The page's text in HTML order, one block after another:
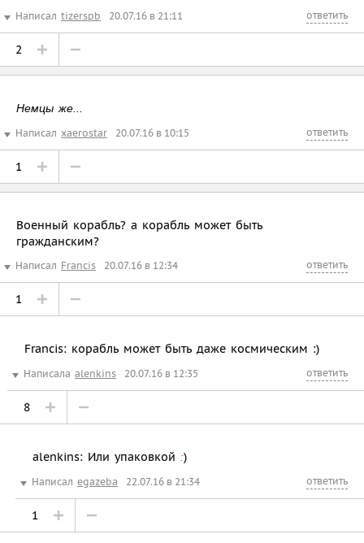
Написал tizerspb 20.07.16 в 21:11 ответить
2
Немцы же...
Написал xaerostar 20.07.16 в 10:15 ответить
1
Военный корабль? а корабль может быть
гражданским?
Написал Francis 20.07.16 в 12:34 ответить
1
Francis: корабль может быть даже космическим :)
Написала alenkins 20.07.16 в 12:35 ответить
8
alenkins: Или упаковкой :)
Написал egazeba 22.07.16 в 21:34 ответить
1